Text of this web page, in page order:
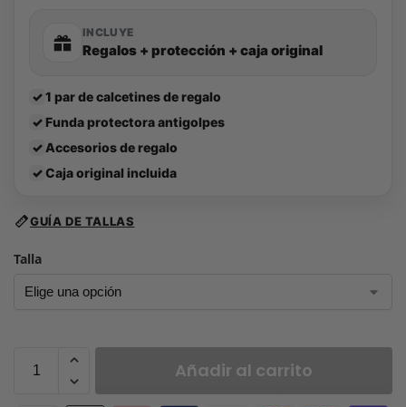
INCLUYE
Regalos + protección + caja original
✓1 par de calcetines de regalo
✓ Funda protectora antigolpes
✓ Accesorios de regalo
✓Caja original incluida
GUÍA DE TALLAS
Talla
Añadir al carrito